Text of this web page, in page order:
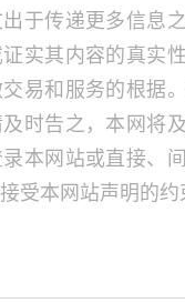
于传递更多信息
实其内容的真实
易和服务的根据
时告之，本网将
本网站或直接、
受本网站声明的约